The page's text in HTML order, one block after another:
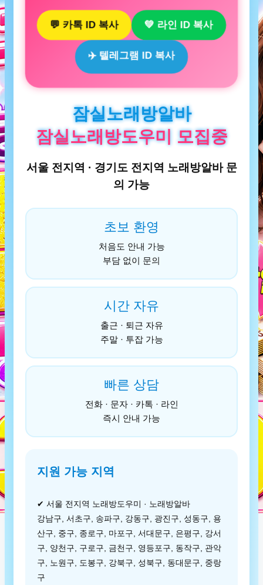
💬 카톡 ID 복사 💚 라인 ID 복사
✈️ 텔레그램 ID 복사
잠실노래방알바
잠실노래방도우미 모집중
서울 전지역 · 경기도 전지역 노래방알바 문
의 가능
초보 환영
처음도 안내 가능
부담 없이 문의
시간 자유
출근 · 퇴근 자유
주말 · 투잡 가능
빠른 상담
전화 · 문자 · 카톡 · 라인
즉시 안내 가능
지원 가능 지역
✔ 서울 전지역 노래방도우미 · 노래방알바
강남구, 서초구, 송파구, 강동구, 광진구, 성동구, 용
산구, 중구, 종로구, 마포구, 서대문구, 은평구, 강서
구, 양천구, 구로구, 금천구, 영등포구, 동작구, 관악
구, 노원구, 도봉구, 강북구, 성북구, 동대문구, 중랑
구